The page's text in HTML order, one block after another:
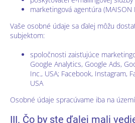
marketingová agentúra (MAISON
Vaše osobné údaje sa ďalej môžu
subjektom:
spoločnosti zaisťujúce
Google Analytics, Google Ads,
Inc., USA; Facebook, Instagram,
USA
Osobné údaje spracúvame iba na
III. Čo by ste ďalej mali